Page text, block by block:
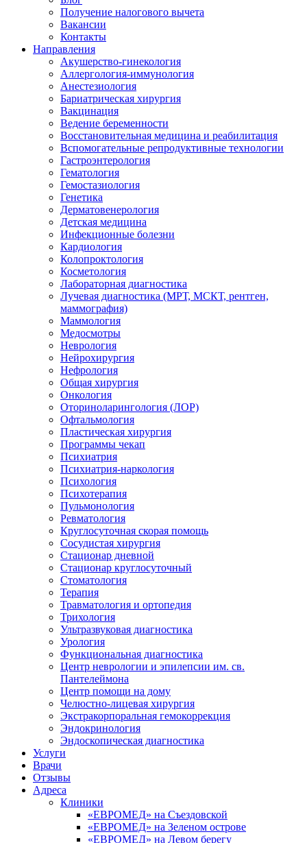
Получение налогового вычета
Вакансии
Контакты
Направления
Акушерство-гинекология
Аллергология-иммунология
Анестезиология
Бариатрическая хирургия
Вакцинация
Ведение беременности
Восстановительная медицина и реабилитация
Вспомогательные репродуктивные технологии
Гастроэнтерология
Гематология
Гемостазиология
Генетика
Дерматовенерология
Детская медицина
Инфекционные болезни
Кардиология
Колопроктология
Косметология
Лабораторная диагностика
Лучевая диагностика (МРТ, МСКТ, рентген,
маммография)
Маммология
Медосмотры
Неврология
Нейрохирургия
Нефрология
Общая хирургия
Онкология
Оториноларингология (ЛОР)
Офтальмология
Пластическая хирургия
Программы чекап
Психиатрия
Психиатрия-наркология
Психология
Психотерапия
Пульмонология
Ревматология
Круглосуточная скорая помощь
Сосудистая хирургия
Стационар дневной
Стационар круглосуточный
Стоматология
Терапия
Травматология и ортопедия
Трихология
Ультразвуковая диагностика
Урология
Функциональная диагностика
Центр неврологии и эпилепсии им. св.
Пантелеймона
Центр помощи на дому
Челюстно-лицевая хирургия
Экстракорпоральная гемокоррекция
Эндокринология
Эндоскопическая диагностика
Услуги
Врачи
Отзывы
Адреса
Клиники
«ЕВРОМЕД» на Съездовской
«ЕВРОМЕД» на Зеленом острове
«ЕВРОМЕД» на Левом берегу